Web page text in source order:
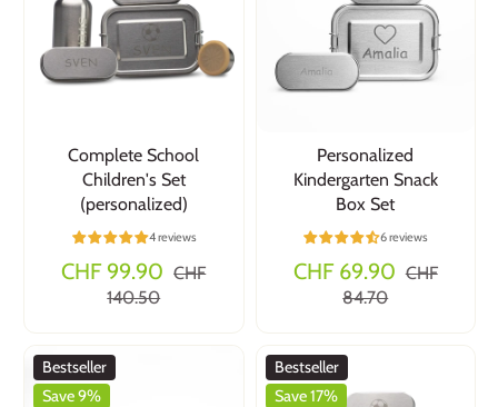
Complete School
Children's Set
(personalized)
4 reviews
CHF 99.90 CHF
140.50
Personalized
Kindergarten Snack
Box Set
6 reviews
CHF 69.90 CHF
84.70
Bestseller
Save 9%
Bestseller
Save 17%